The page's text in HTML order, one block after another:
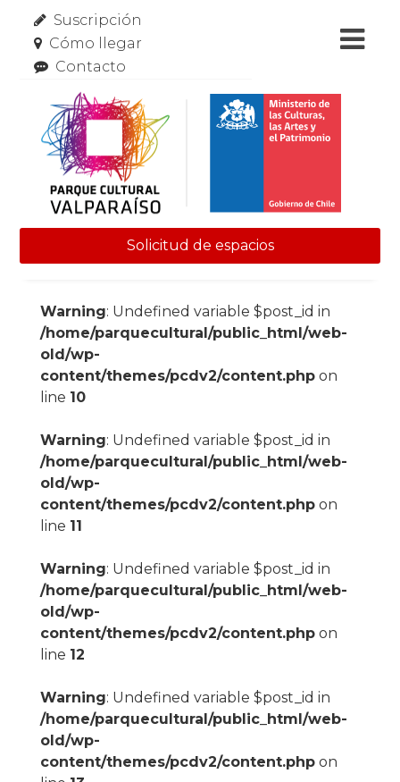
Suscripción
Cómo llegar
Contacto
Solicitud de espacios
Warning: Undefined variable $post_id in
/home/parquecultural/public_html/web-
old/wp-
content/themes/pcdv2/content.phpon
line 10
Warning: Undefined variable $post_id in
/home/parquecultural/public_html/web-
old/wp-
content/themes/pcdv2/content.phpon
line 11
Warning: Undefined variable $post_id in
/home/parquecultural/public_html/web-
old/wp-
content/themes/pcdv2/content.phpon
line 12
Warning: Undefined variable $post_id in
/home/parquecultural/public_html/web-
old/wp-
content/themes/pcdv2/content.phpon